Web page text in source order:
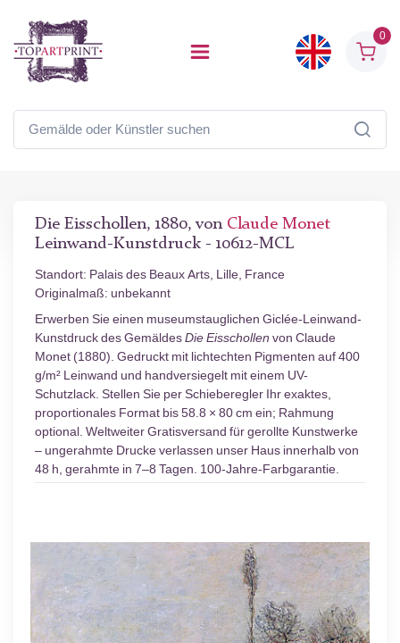
0
Die Eisschollen, 1880, von Claude Monet
Leinwand-Kunstdruck - 10612-MCL
Standort: Palais des Beaux Arts, Lille, France
Originalmaß: unbekannt
Erwerben Sie einen museumstauglichen Giclée-Leinwand-
Kunstdruck des GemäldesDie Eisschollen von Claude
Monet (1880). Gedruckt mit lichtechten Pigmenten auf 400
g/m² Leinwand und handversiegelt mit einem UV-
Schutzlack. Stellen Sie per Schieberegler Ihr exaktes,
proportionales Format bis 58.8 × 80 cm ein; Rahmung
optional. Weltweiter Gratisversand für gerollte Kunstwerke
– ungerahmte Drucke verlassen unser Haus innerhalb von
48 h, gerahmte in 7–8 Tagen. 100-Jahre-Farbgarantie.